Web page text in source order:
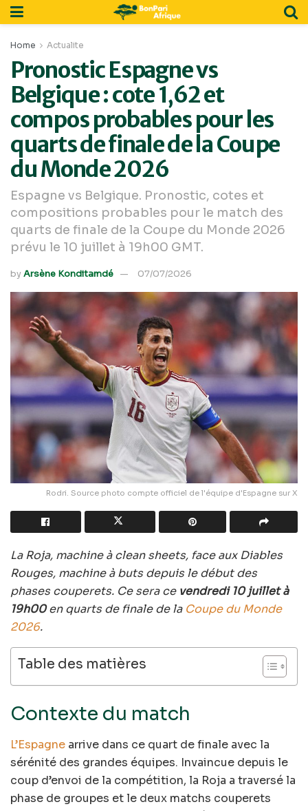
Home Actualite
Pronostic Espagne vs
Belgique : cote 1,62 et
compos probables pour les
quarts de finale de la Coupe
du Monde 2026
Espagne vs Belgique. Pronostic, cotes et
compositions probables pour le match des
quarts de finale de la Coupe du Monde 2026
prévu le 10 juillet à 19h00 GMT.
byArsène Konditamdé 07/07/2026
Rodri. Source photo compte officiel de l'équipe d'Espagne sur X
La Roja, machine à clean sheets, face aux Diables
Rouges, machine à buts depuis le début des
phases couperets. Ce sera ce vendredi 10 juillet à
19h00en quarts de finale de la Coupe du Monde
2026.
Table des matières
Contexte du match
L’Espagne arrive dans ce quart de finale avec la
sérénité des grandes équipes. Invaincue depuis le
coup d’envoi de la compétition, la Roja a traversé la
phase de groupes et le deux matchs couperets